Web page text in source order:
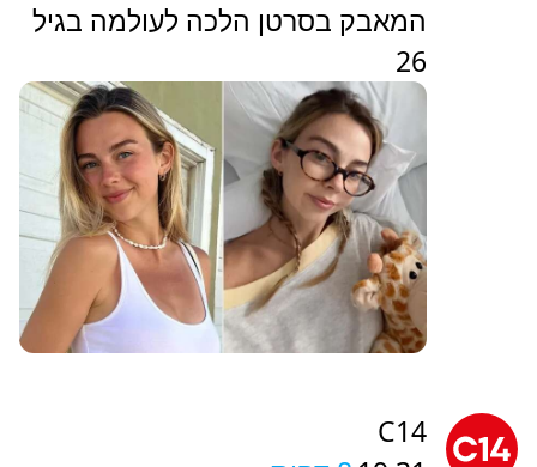
ישראל היום
19:31 8 דקות
המאבק בסרטן הלכה לעולמה בגיל